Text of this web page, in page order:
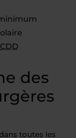
CDD
des
toutes les